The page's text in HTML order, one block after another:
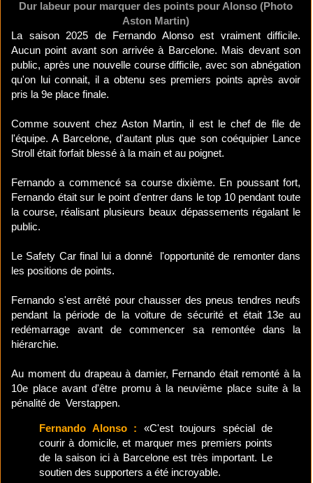
Dur labeur pour marquer des points pour Alonso (Photo
Aston Martin)
La saison 2025 de Fernando Alonso est vraiment difficile.
Aucun point avant son arrivée à Barcelone. Mais devant son
public, après une nouvelle course difficile, avec son abnégation
qu'on lui connait, il a obtenu ses premiers points après avoir
pris la 9e place finale.
Comme souvent chez Aston Martin, il est le chef de file de
l'équipe. A Barcelone, d'autant plus que son coéquipier Lance
Stroll était forfait blessé à la main et au poignet.
Fernando a commencé sa course dixième. En poussant fort,
Fernando était sur le point d'entrer dans le top 10 pendant toute
la course, réalisant plusieurs beaux dépassements régalant le
public.
Le Safety Car final lui a donné l'opportunité de remonter dans
les positions de points.
Fernando s'est arrêté pour chausser des pneus tendres neufs
pendant la période de la voiture de sécurité et était 13e au
redémarrage avant de commencer sa remontée dans la
hiérarchie.
Au moment du drapeau à damier, Fernando était remonté à la
10e place avant d'être promu à la neuvième place suite à la
pénalité de Verstappen.
Fernando Alonso : «C'est toujours spécial de
courir à domicile, et marquer mes premiers points
de la saison ici à Barcelone est très important. Le
soutien des supporters a été incroyable.